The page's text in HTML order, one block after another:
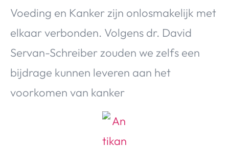
Lifestyle, Sport & Duurzaamheid
Gadgets & Tech
Top 5 van Valerie
Health & Beauty
Nieuws & Media
Voeding en Kanker zijn onlosmakelijk met
elkaar verbonden. Volgens dr. David
Servan-Schreiber zouden we zelfs een
bijdrage kunnen leveren aan het
voorkomen van kanker